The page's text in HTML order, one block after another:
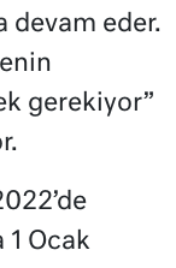
devam eder.
gerekiyor”
1 Ocak